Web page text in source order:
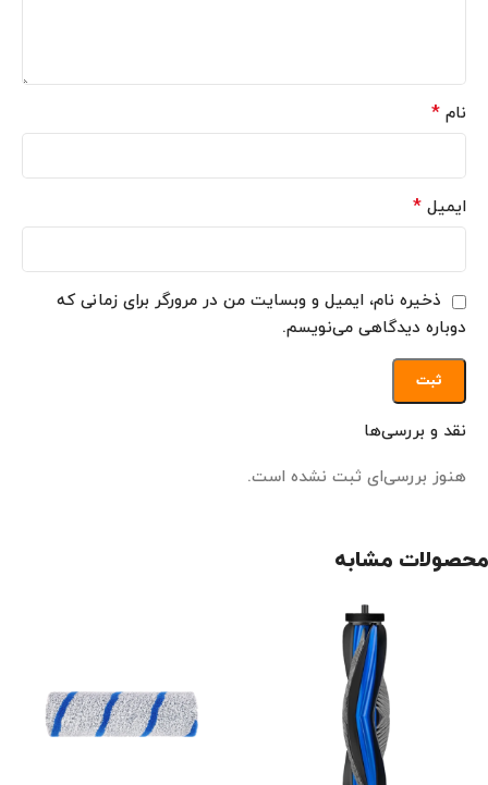
نقد و بررسی‌ها
هنوز بررسی‌ای ثبت نشده است.
نام *
ایمیل *
ذخیره نام، ایمیل و وبسایت من در مرورگر برای زمانی که
دوباره دیدگاهی می‌نویسم.
محصولات مشابه